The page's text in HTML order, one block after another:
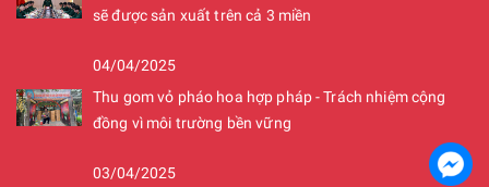
sẽ được sản xuất trên cả 3 miền
04/04/2025
Thu gom vỏ pháo hoa hợp pháp - Trách nhiệm cộng
đồng vì môi trường bền vững
03/04/2025